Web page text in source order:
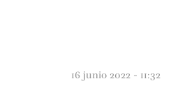
16 junio 2022 - 11:32